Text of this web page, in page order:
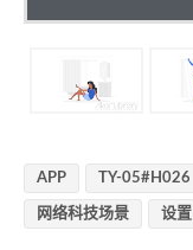
APP TY-05#H026
网络科技场景 设置